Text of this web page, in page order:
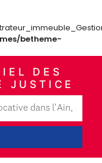
betheme-
DES
JUSTICE